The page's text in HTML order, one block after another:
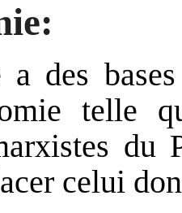
a des
telle
celui